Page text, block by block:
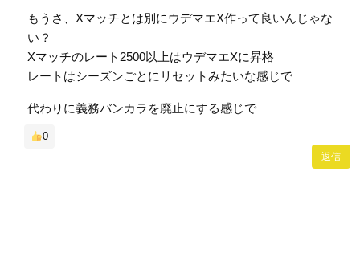
もうさ、Xマッチとは別にウデマエX作って良いんじゃな
い？
Xマッチのレート2500以上はウデマエXに昇格
レートはシーズンごとにリセットみたいな感じで
代わりに義務バンカラを廃止にする感じで
0
返信